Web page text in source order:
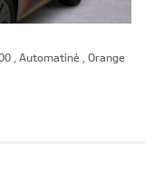
, Automatinė , Orange